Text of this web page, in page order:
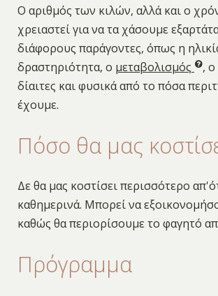
Ο αριθμός των κιλών, αλλά και ο
χρειαστεί για να τα χάσουμε
διάφορους παράγοντες, όπως η
δραστηριότητα, ο μεταβολισμός
,
δίαιτες και φυσικά από το πόσα
έχουμε.
Πόσο θα μας
Δε θα μας κοστίσει περισσότερο
καθημερινά. Μπορεί να
καθώς θα περιορίσουμε το φαγητό
Πρόγραμμα